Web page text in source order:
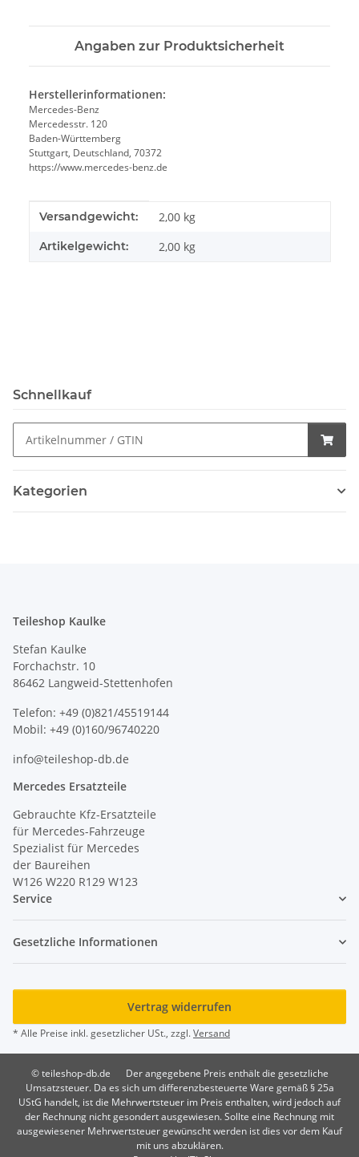
Angaben zur Produktsicherheit
Herstellerinformationen:
Mercedes-Benz
Mercedesstr. 120
Baden-Württemberg
Stuttgart, Deutschland, 70372
https://www.mercedes-benz.de
Produkteigenschaft
Wert
Versandgewicht: 2,00 kg
Artikelgewicht: 2,00 kg
Schnellkauf
Kategorien
Teileshop Kaulke
Stefan Kaulke
Forchachstr. 10
86462 Langweid-Stettenhofen
Telefon: +49 (0)821/45519144
Mobil: +49 (0)160/96740220
info@teileshop-db.de
Mercedes Ersatzteile
Gebrauchte Kfz-Ersatzteile
für Mercedes-Fahrzeuge
Spezialist für Mercedes
der Baureihen
W126 W220 R129 W123
Service
Gesetzliche Informationen
Vertrag widerrufen
* Alle Preise inkl. gesetzlicher USt., zzgl.Versand
© teileshop-db.de
Der angegebene Preis enthält die gesetzliche
Umsatzsteuer. Da es sich um differenzbesteuerte Ware gemäß § 25a
UStG handelt, ist die Mehrwertsteuer im Preis enthalten, wird jedoch auf
der Rechnung nicht gesondert ausgewiesen. Sollte eine Rechnung mit
ausgewiesener Mehrwertsteuer gewünscht werden ist dies vor dem Kauf
mit uns abzuklären.